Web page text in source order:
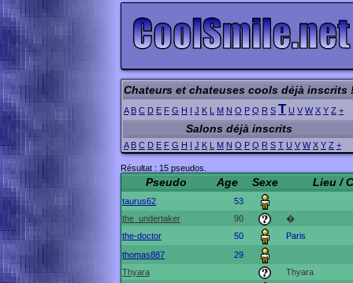
Chateurs et chateuses cools déjà inscrits
A B C D E F G H J K M N O P Q R S T U V W X Y Z +
Salons déjà inscrits
A B C D E F G H J K M N O P Q R S T U V W X Y Z +
Résultat : 15 pseudos.
Pseudo Age Sexe Lieu /
taurus62
53
the_undertaker
90
�
the-doctor
50
Paris
thomas887
29
Thyara
Thyara